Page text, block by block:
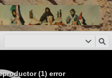
(1) error